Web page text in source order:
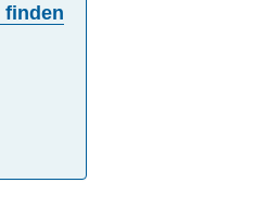
finden